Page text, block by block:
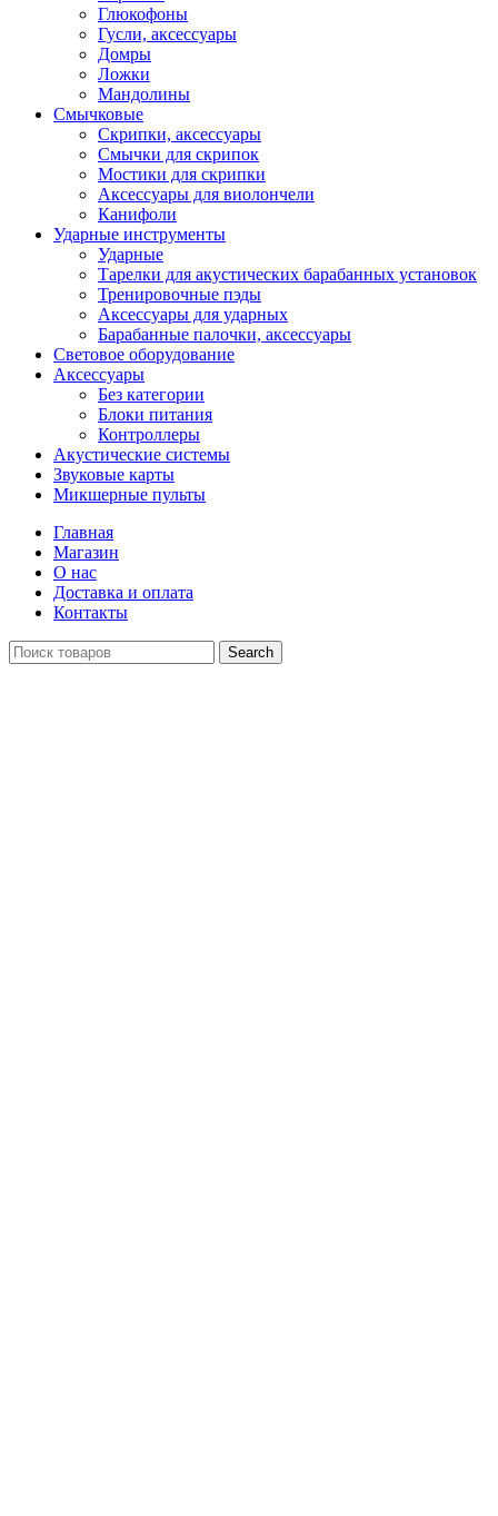
Глюкофоны
Гусли, аксессуары
Домры
Ложки
Мандолины
Смычковые
Скрипки, аксессуары
Смычки для скрипок
Мостики для скрипки
Аксессуары для виолончели
Канифоли
Ударные инструменты
Ударные
Тарелки для акустических барабанных установок
Тренировочные пэды
Аксессуары для ударных
Барабанные палочки, аксессуары
Световое оборудование
Аксессуары
Без категории
Блоки питания
Контроллеры
Акустические системы
Звуковые карты
Микшерные пульты
Главная
Магазин
О нас
Доставка и оплата
Контакты
Search